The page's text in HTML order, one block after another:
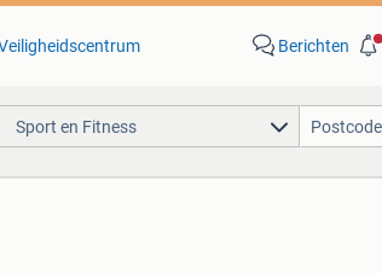
Berichten
Sport en Fitness